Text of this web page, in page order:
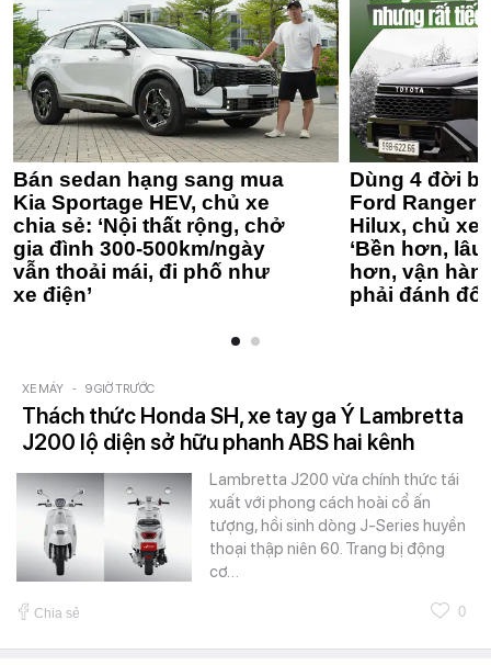
Bán sedan hạng sang mua
Kia Sportage HEV, chủ xe
chia sẻ: ‘Nội thất rộng, chở
gia đình 300-500km/ngày
vẫn thoải mái, đi phố như
xe điện’
Dùng 4 đời
Ford Ranger
Hilux, chủ xe
‘Bền hơn,
hơn, vận
phải đánh
XE MÁY - 9 GIỜ TRƯỚC
Thách thức Honda SH, xe tay ga Ý Lambretta
J200 lộ diện sở hữu phanh ABS hai kênh
Lambretta J200 vừa chính thức tái
xuất với phong cách hoài cổ ấn
tượng, hồi sinh dòng J-Series huyền
thoại thập niên 60. Trang bị động
cơ…
Chia sẻ 0